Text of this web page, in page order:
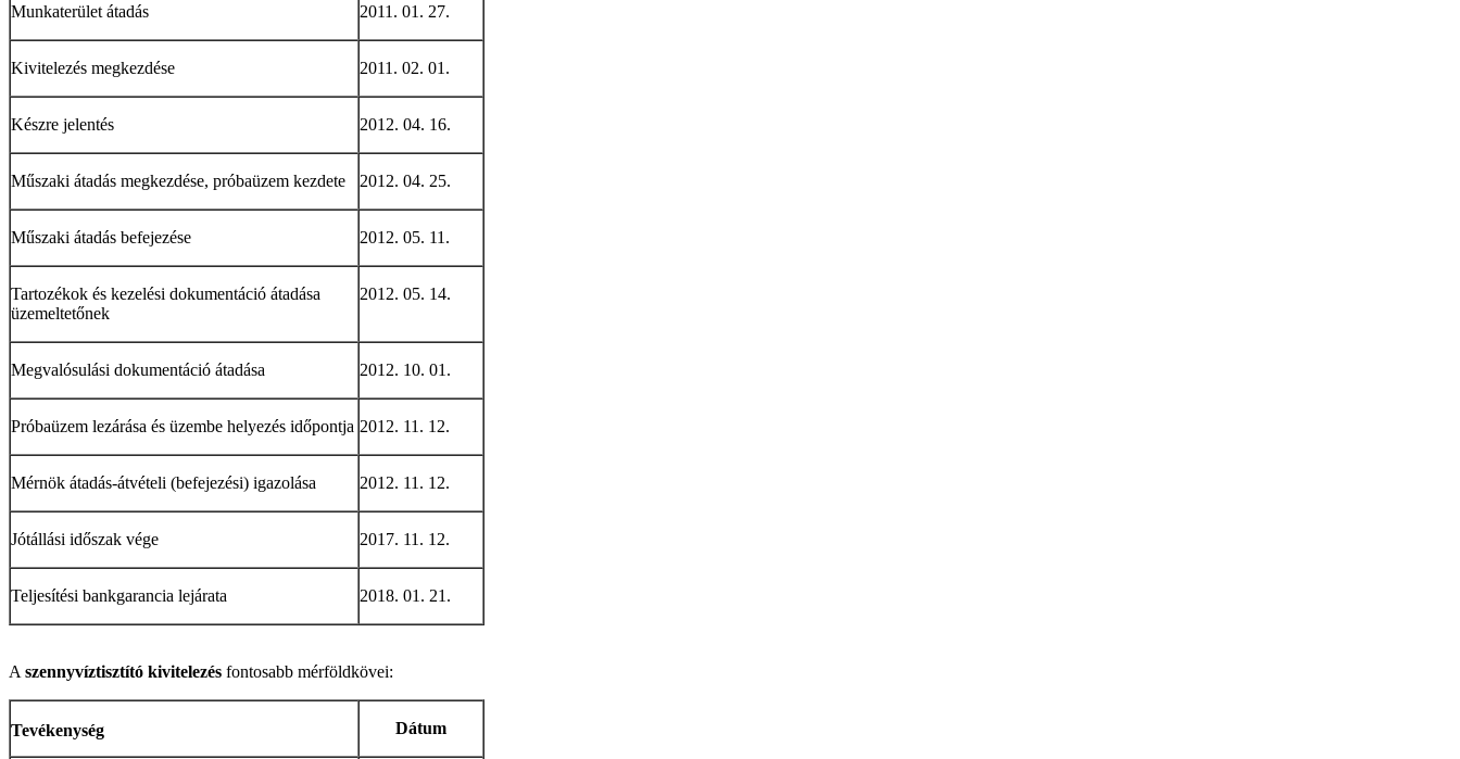
Munkaterület átadás 2011. 01. 27.
Kivitelezés megkezdése 2011. 02. 01.
Készre jelentés 2012. 04. 16.
Műszaki átadás megkezdése, próbaüzem kezdete 2012. 04. 25.
Műszaki átadás befejezése 2012. 05. 11.
Tartozékok és kezelési dokumentáció átadása
üzemeltetőnek
2012. 05. 14.
Megvalósulási dokumentáció átadása 2012. 10. 01.
Próbaüzem lezárása és üzembe helyezés időpontja 2012. 11. 12.
Mérnök átadás-átvételi (befejezési) igazolása 2012. 11. 12.
Jótállási időszak vége 2017. 11. 12.
Teljesítési bankgarancia lejárata 2018. 01. 21.
A szennyvíztisztító kivitelezés fontosabb mérföldkövei:
Tevékenység Dátum